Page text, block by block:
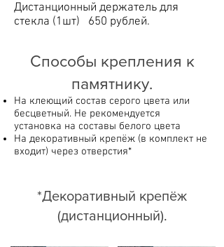
Дистанционный держатель для
стекла (1шт) 650 рублей.
Способы крепления к
памятнику.
На клеющий состав серого цвета или
бесцветный. Не рекомендуется
установка на составы белого цвета
На декоративный крепёж (в комплект не
входит) через отверстия*
*Декоративный крепёж
(дистанционный).